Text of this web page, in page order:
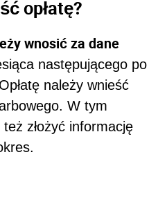
opłatę?
wnosić za dane
następującego po
należy wnieść
W tym
złożyć informację